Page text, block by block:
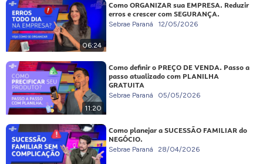
06:24
Como ORGANIZAR sua EMPRESA. Reduzir
erros e crescer com SEGURANÇA.
Sebrae Paraná 12/05/2026
11:20
Como definir o PREÇO DE VENDA. Passo a
passo atualizado com PLANILHA
GRATUITA
Sebrae Paraná 05/05/2026
Como planejar a SUCESSÃO FAMILIAR do
NEGÓCIO.
Sebrae Paraná 28/04/2026